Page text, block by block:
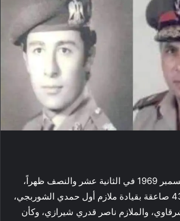
وقع الكمين يوم 15 ديسمبر 1969 في الثانية عشر والنصف ظهراً،
لمقاتلين من الكتيبة 43 صاعقة بقيادة ملازم أول حمدي الشوربجي،
والملازم ناصر قدري شيرازي، وكأن